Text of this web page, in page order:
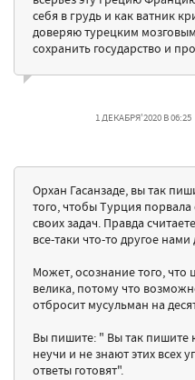
себя в грудь и как ватник
доверяю турецким
сохранить государство и
1 ДЕКАБРЯ'2020 В 06:25
Орхан Гасанзаде, вы так
того, чтобы Турция порвала
своих задач. Правда
все-таки что-то другое
Может, осознание того,
велика, потому что
отбросит мусульман на
Вы пишите: " Вы так пишите
неучи и не знают этих всех
ответы готовят".